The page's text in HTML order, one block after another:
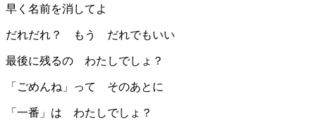
早く名前を消してよ
だれだれ？ もう だれでもいい
最後に残るの わたしでしょ？
「ごめんね」って そのあとに
「一番」は わたしでしょ？